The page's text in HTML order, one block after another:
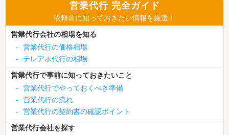
営業代行 完全ガイド
依頼前に知っておきたい情報を厳選！
営業代行会社の相場を知る
-
営業代行の価格相場
-
テレアポ代行の相場
営業代行で事前に知っておきたいこと
-
営業代行でやっておくべき準備
-
営業代行の流れ
-
営業代行の契約書の確認ポイント
営業代行会社を探す